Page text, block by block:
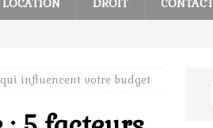
LOCATION DROIT CONTACT
influencent votre budget